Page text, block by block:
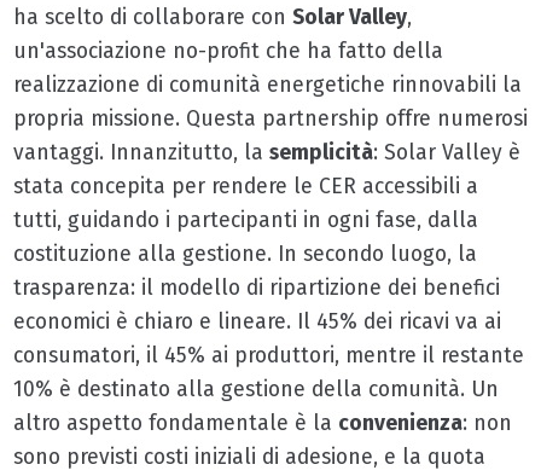
ha scelto di collaborare con Solar Valley,
un'associazione no-profit che ha fatto della
realizzazione di comunità energetiche rinnovabili la
propria missione. Questa partnership offre numerosi
vantaggi. Innanzitutto, la semplicità: Solar Valley è
stata concepita per rendere le CER accessibili a
tutti, guidando i partecipanti in ogni fase, dalla
costituzione alla gestione. In secondo luogo, la
trasparenza: il modello di ripartizione dei benefici
economici è chiaro e lineare. Il 45% dei ricavi va ai
consumatori, il 45% ai produttori, mentre il restante
10% è destinato alla gestione della comunità. Un
altro aspetto fondamentale è la convenienza: non
sono previsti costi iniziali di adesione, e la quota